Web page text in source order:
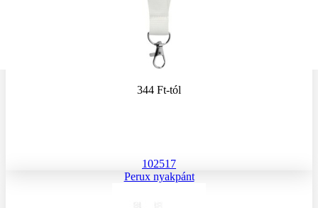
344 Ft-tól
102517
Perux nyakpánt